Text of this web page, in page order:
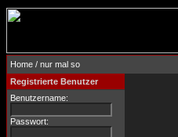
Home / nur mal so
Registrierte Benutzer
Benutzername:
Passwort: